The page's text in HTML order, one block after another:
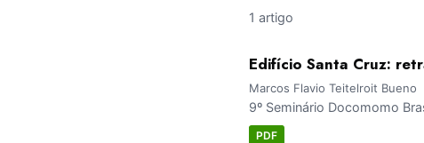
1 artigo
Edifício Santa Cruz:
Marcos Flavio Teitelroit Bueno
9º Seminário Docomomo
PDF